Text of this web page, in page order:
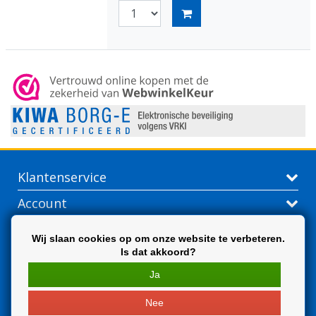
Klantenservice
Account
Wij slaan cookies op om onze website te verbeteren.
Is dat akkoord?
Ja
Nee